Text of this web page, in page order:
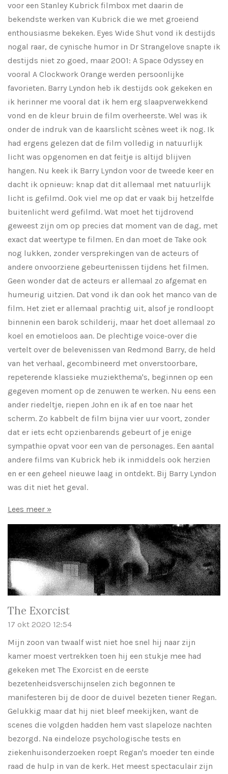
voor een Stanley Kubrick filmbox met daarin de
bekendste werken van Kubrick die we met groeiend
enthousiasme bekeken. Eyes Wide Shut vond ik destijds
nogal raar, de cynische humor in Dr Strangelove snapte ik
destijds niet zo goed, maar 2001: A Space Odyssey en
vooral A Clockwork Orange werden persoonlijke
favorieten. Barry Lyndon heb ik destijds ook gekeken en
ik herinner me vooral dat ik hem erg slaapverwekkend
vond en de kleur bruin de film overheerste. Wel was ik
onder de indruk van de kaarslicht scènes weet ik nog. Ik
had ergens gelezen dat de film volledig in natuurlijk
licht was opgenomen en dat feitje is altijd blijven
hangen. Nu keek ik Barry Lyndon voor de tweede keer en
dacht ik opnieuw: knap dat dit allemaal met natuurlijk
licht is gefilmd. Ook viel me op dat er vaak bij hetzelfde
buitenlicht werd gefilmd. Wat moet het tijdrovend
geweest zijn om op precies dat moment van de dag, met
exact dat weertype te filmen. En dan moet de Take ook
nog lukken, zonder versprekingen van de acteurs of
andere onvoorziene gebeurtenissen tijdens het filmen.
Geen wonder dat de acteurs er allemaal zo afgemat en
humeurig uitzien. Dat vond ik dan ook het manco van de
film. Het ziet er allemaal prachtig uit, alsof je rondloopt
binnenin een barok schilderij, maar het doet allemaal zo
koel en emotieloos aan. De plechtige voice-over die
vertelt over de belevenissen van Redmond Barry, de held
van het verhaal, gecombineerd met onverstoorbare,
repeterende klassieke muziekthema's, beginnen op een
gegeven moment op de zenuwen te werken. Nu eens een
ander riedeltje, riepen John en ik af en toe naar het
scherm. Zo kabbelt de film bijna vier uur voort, zonder
dat er iets echt opzienbarends gebeurt of je enige
sympathie opvat voor een van de personages. Een aantal
andere films van Kubrick heb ik inmiddels ook herzien
en er een geheel nieuwe laag in ontdekt. Bij Barry Lyndon
was dit niet het geval.
Lees meer »
The Exorcist
17 okt 2020 12:54
Mijn zoon van twaalf wist niet hoe snel hij naar zijn
kamer moest vertrekken toen hij een stukje mee had
gekeken met The Exorcist en de eerste
bezetenheidsverschijnselen zich begonnen te
manifesteren bij de door de duivel bezeten tiener Regan.
Gelukkig maar dat hij niet bleef meekijken, want de
scenes die volgden hadden hem vast slapeloze nachten
bezorgd. Na eindeloze psychologische tests en
ziekenhuisonderzoeken roept Regan's moeder ten einde
raad de hulp in van de kerk. Het meest spectaculair zijn